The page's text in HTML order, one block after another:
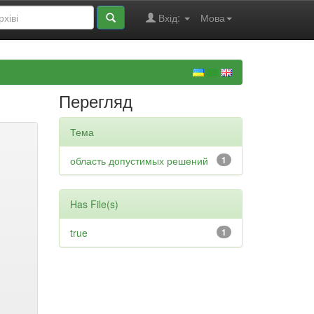
Мова
Вхід:
Перегляд
Тема
1
область допустимых решений
Has File(s)
1
true